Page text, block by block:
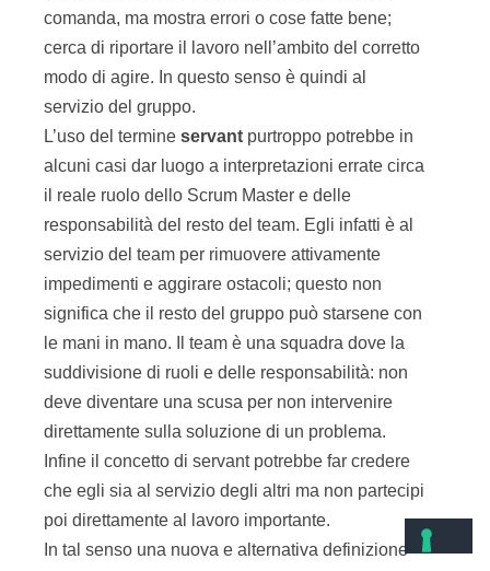
comanda, ma mostra errori o cose fatte bene;
cerca di riportare il lavoro nell’ambito del corretto
modo di agire. In questo senso è quindi al
servizio del gruppo.
L’uso del termine servant purtroppo potrebbe in
alcuni casi dar luogo a interpretazioni errate circa
il reale ruolo dello Scrum Master e delle
responsabilità del resto del team. Egli infatti è al
servizio del team per rimuovere attivamente
impedimenti e aggirare ostacoli; questo non
significa che il resto del gruppo può starsene con
le mani in mano. Il team è una squadra dove la
suddivisione di ruoli e delle responsabilità: non
deve diventare una scusa per non intervenire
direttamente sulla soluzione di un problema.
Infine il concetto di servant potrebbe far credere
che egli sia al servizio degli altri ma non partecipi
poi direttamente al lavoro importante.
In tal senso una nuova e alternativa definizione